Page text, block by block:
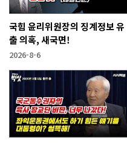
국힘 윤리위원장의 징계정보 유
출 의혹, 새국면!
2026-8-6